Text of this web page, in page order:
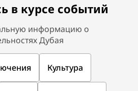
в курсе событий
информацию о
Дубая
Культура